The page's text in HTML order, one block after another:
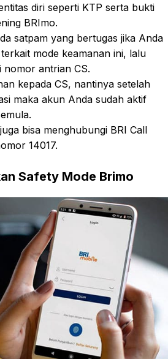
diri seperti KTP serta bukti
BRImo.
satpam yang bertugas jika Anda
mode keamanan ini, lalu
nomor antrian CS.
kepada CS, nantinya setelah
maka akun Anda sudah aktif
bisa menghubungi BRI Call
14017.
Safety Mode Brimo